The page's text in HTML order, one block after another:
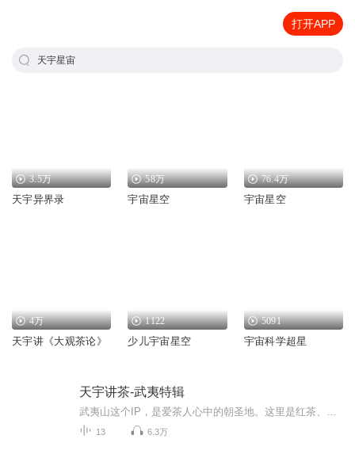
打开APP
天宇星宙
3.5万
天宇异界录
58万
宇宙星空
76.4万
宇宙星空
4万
天宇讲《大观茶论》
1122
少儿宇宙星空
5091
宇宙科学超星
天宇讲茶-武夷特辑
13 6.3万